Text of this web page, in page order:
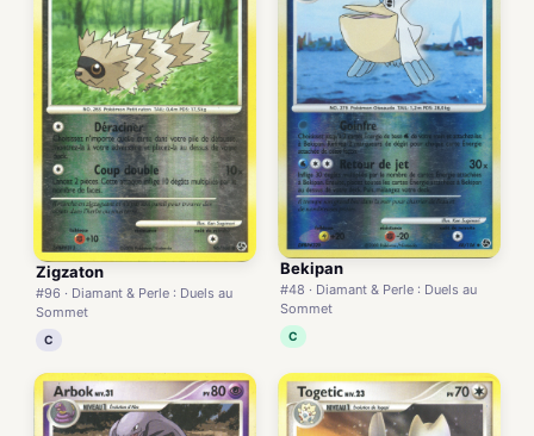
Zigzaton
#96 · Diamant & Perle : Duels au
Sommet
C
Bekipan
#48 · Diamant & Perle : Duels au
Sommet
C